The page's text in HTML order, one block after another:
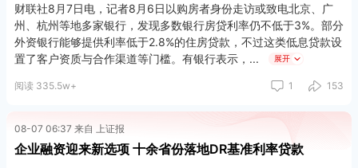
财联社8月7日电，记者8月6日以购房者身份走访或致电北京、广
州、杭州等地多家银行，发现多数银行房贷利率仍不低于3%。部分
外资银行能够提供利率低于2.8%的住房贷款，不过这类低息贷款设
置了客户资质与合作渠道等门槛。有银行表示，
展开
阅读 335.5w+ 1 153
08-07 06:37 来自 上证报
企业融资迎来新选项 十余省份落地DR基准利率贷款